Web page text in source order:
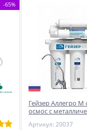
-65%
Гейзер Аллегро М
осмос с
Артикул: 20037